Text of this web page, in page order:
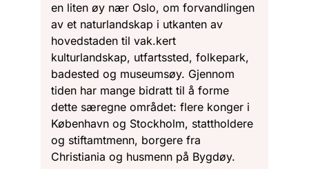
en liten øy nær Oslo, om forvandlingen
av et naturlandskap i utkanten av
hovedstaden til vak.kert
kulturlandskap, utfartssted, folkepark,
badested og museumsøy. Gjennom
tiden har mange bidratt til å forme
dette særegne området: flere konger i
København og Stockholm, stattholdere
og stiftamtmenn, borgere fra
Christiania og husmenn på Bygdøy.